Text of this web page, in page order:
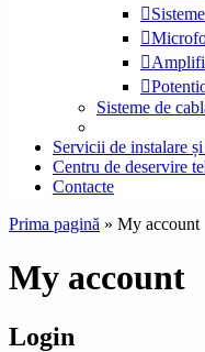
Sisteme de
Servicii de instalare
Centru de deservire
Contacte
Prima pagină » My account
My account
Login